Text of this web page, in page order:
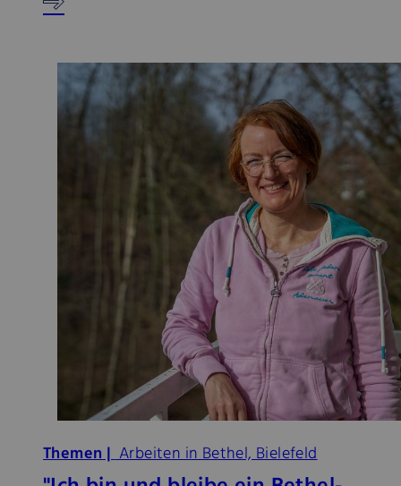
Themen |Arbeiten in Bethel, Bielefeld